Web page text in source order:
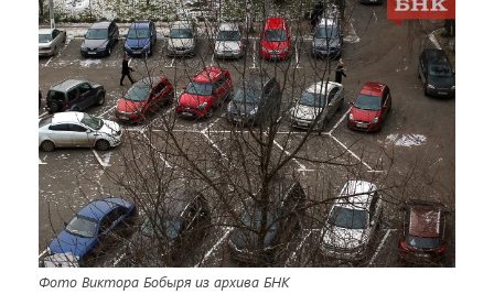
Фото Виктора Бобыря из архива БНК